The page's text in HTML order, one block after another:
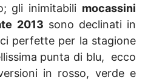
gli inimitabili mocassini
2013 sono declinati in
perfette per la stagione
punta di blu, ecco
in rosso, verde e